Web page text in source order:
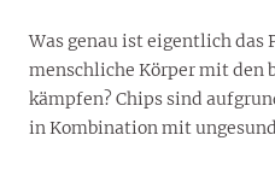
Was genau ist eigentlich das
menschliche Körper mit den
kämpfen? Chips sind
in Kombination mit